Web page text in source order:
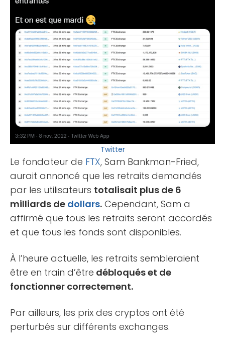
Twitter
Le fondateur de FTX, Sam Bankman-Fried,
aurait annoncé que les retraits demandés
par les utilisateurs totalisait plus de 6
milliards de dollars. Cependant, Sam a
affirmé que tous les retraits seront accordés
et que tous les fonds sont disponibles.
À l’heure actuelle, les retraits sembleraient
être en train d’être débloqués et de
fonctionner correctement.
Par ailleurs, les prix des cryptos ont été
perturbés sur différents exchanges.